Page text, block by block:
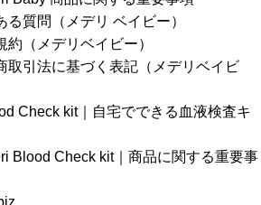
る質問（メデリ ベイビー）
約（メデリベイビー）
取引法に基づく表記（メデリベイビ
Check kit｜自宅でできる血液検査キ
Blood Check kit｜商品に関する重要事